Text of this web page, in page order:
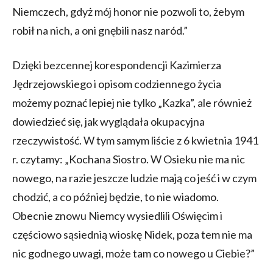
Niemczech, gdyż mój honor nie pozwoli to, żebym
robił na nich, a oni gnębili nasz naród.”
Dzięki bezcennej korespondencji Kazimierza
Jędrzejowskiego i opisom codziennego życia
możemy poznać lepiej nie tylko „Kazka”, ale również
dowiedzieć się, jak wyglądała okupacyjna
rzeczywistość. W tym samym liście z 6 kwietnia 1941
r. czytamy: „Kochana Siostro. W Osieku nie ma nic
nowego, na razie jeszcze ludzie mają co jeść i w czym
chodzić, a co później będzie, to nie wiadomo.
Obecnie znowu Niemcy wysiedlili Oświęcim i
częściowo sąsiednią wioskę Nidek, poza tem nie ma
nic godnego uwagi, może tam co nowego u Ciebie?”